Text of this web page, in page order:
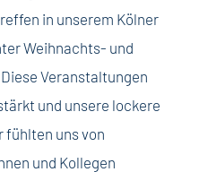
in unserem Kölner
Weihnachts- und
Veranstaltungen
und unsere lockere
fühlten uns von
und Kollegen